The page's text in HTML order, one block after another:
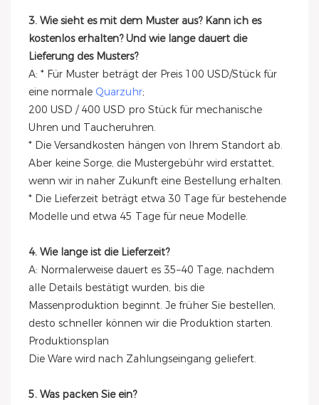
3. Wie sieht es mit dem Muster aus? Kann ich es
kostenlos erhalten? Und wie lange dauert die
Lieferung des Musters?
A: * Für Muster beträgt der Preis 100 USD/Stück für
eine normale Quarzuhr;
200 USD / 400 USD pro Stück für mechanische
Uhren und Taucheruhren.
* Die Versandkosten hängen von Ihrem Standort ab.
Aber keine Sorge, die Mustergebühr wird erstattet,
wenn wir in naher Zukunft eine Bestellung erhalten.
* Die Lieferzeit beträgt etwa 30 Tage für bestehende
Modelle und etwa 45 Tage für neue Modelle.
4. Wie lange ist die Lieferzeit?
A: Normalerweise dauert es 35–40 Tage, nachdem
alle Details bestätigt wurden, bis die
Massenproduktion beginnt. Je früher Sie bestellen,
desto schneller können wir die Produktion starten.
Produktionsplan
Die Ware wird nach Zahlungseingang geliefert.
5. Was packen Sie ein?